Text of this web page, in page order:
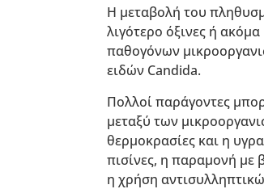
Η μεταβολή του
λιγότερο όξινες ή
παθογόνων
ειδών Candida.
Πολλοί παράγοντες
μεταξύ των
θερμοκρασίες και η
πισίνες, η παραμονή με
η χρήση